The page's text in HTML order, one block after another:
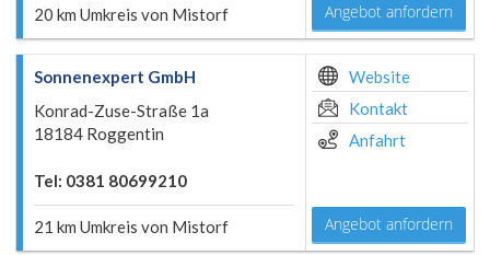
20 km Umkreis von Mistorf Angebot anfordern
Sonnenexpert GmbH
Konrad-Zuse-Straße 1a
18184 Roggentin
Tel: 0381 80699210
21 km Umkreis von Mistorf
Website
Kontakt
Anfahrt
Angebot anfordern